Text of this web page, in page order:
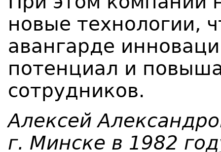
новые технологии,
авангарде
потенциал и
сотрудников.
Алексей
г. Минске в 1982